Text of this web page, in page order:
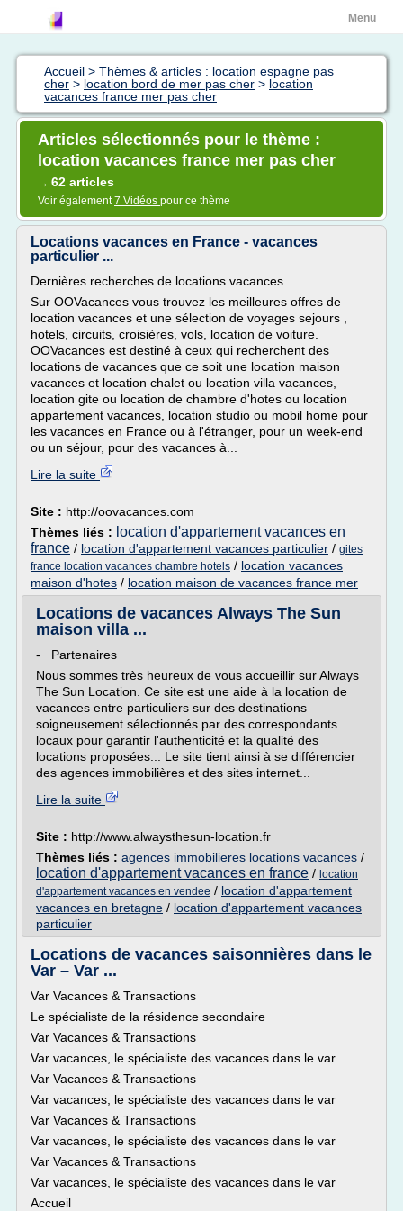
Menu
Accueil > Thèmes & articles : location espagne pas
cher > location bord de mer pas cher > location
vacances france mer pas cher
Articles sélectionnés pour le thème :
location vacances france mer pas cher
→ 62 articles
Voir également7 Vidéos pour ce thème
Locations vacances en France - vacances
particulier ...
Dernières recherches de locations vacances
Sur OOVacances vous trouvez les meilleures offres de
location vacances et une sélection de voyages sejours ,
hotels, circuits, croisières, vols, location de voiture.
OOVacances est destiné à ceux qui recherchent des
locations de vacances que ce soit une location maison
vacances et location chalet ou location villa vacances,
location gite ou location de chambre d'hotes ou location
appartement vacances, location studio ou mobil home pour
les vacances en France ou à l'étranger, pour un week-end
ou un séjour, pour des vacances à...
Lire la suite
Site : http://oovacances.com
Thèmes liés : location d'appartement vacances en
france / location d'appartement vacances particulier / gites
france location vacances chambre hotels / location vacances
maison d'hotes / location maison de vacances france mer
Locations de vacances Always The Sun
maison villa ...
- Partenaires
Nous sommes très heureux de vous accueillir sur Always
The Sun Location. Ce site est une aide à la location de
vacances entre particuliers sur des destinations
soigneusement sélectionnés par des correspondants
locaux pour garantir l'authenticité et la qualité des
locations proposées... Le site tient ainsi à se différencier
des agences immobilières et des sites internet...
Lire la suite
Site : http://www.alwaysthesun-location.fr
Thèmes liés : agences immobilieres locations vacances /
location d'appartement vacances en france / location
d'appartement vacances en vendee / location d'appartement
vacances en bretagne / location d'appartement vacances
particulier
Locations de vacances saisonnières dans le
Var – Var ...
Var Vacances & Transactions
Le spécialiste de la résidence secondaire
Var Vacances & Transactions
Var vacances, le spécialiste des vacances dans le var
Var Vacances & Transactions
Var vacances, le spécialiste des vacances dans le var
Var Vacances & Transactions
Var vacances, le spécialiste des vacances dans le var
Var Vacances & Transactions
Var vacances, le spécialiste des vacances dans le var
Accueil